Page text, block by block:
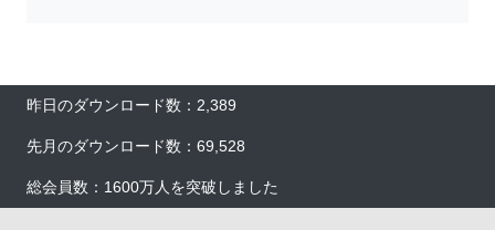
昨日のダウンロード数：2,389
先月のダウンロード数：69,528
総会員数：1600万人を突破しました